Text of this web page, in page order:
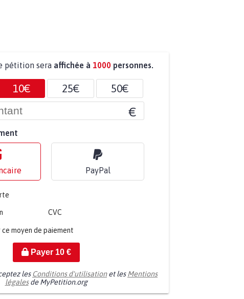
pétition sera affichée à 1000 personnes.
10€ 25€ 50€
€
PayPal
CVC
moyen de paiement
Payer 10€
les Conditions d'utilisationet lesMentions
légalesde MyPetition.org